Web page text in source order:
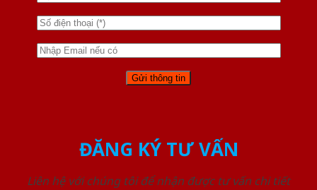
ĐĂNG KÝ TƯ VẤN
Liên hệ với chúng tôi để nhận được tư vấn chi tiết